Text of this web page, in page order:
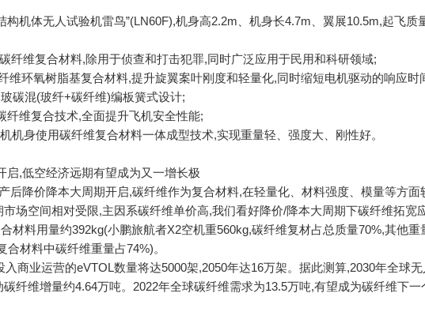
机体无人试验机雷鸟”(LN60F),机身高2.2m、机身长4.7m、翼展10.5m,起飞质
纤维复合材料,除用于侦查和打击犯罪,同时广泛应用于民用和科研领域;
维环氧树脂基复合材料,提升旋翼案叶刚度和轻量化,同时缩短电机驱动的响应时
碳混(玻纤+碳纤维)编板簧式设计;
纤维复合技术,全面提升飞机安全性能;
机身使用碳纤维复合材料一体成型技术,实现重量轻、强度大、刚性好。
启,低空经济远期有望成为又一增长极
后降价降本大周期开启,碳纤维作为复合材料,在轻量化、材料强度、模量等方面
场空间相对受限,主因系碳纤维单价高,我们看好降价/降本大周期下碳纤维拓宽
材料用量约392kg(小鹏旅航者X2空机重560kg,碳纤维复材占总质量70%,其他重
材料中碳纤维重量占74%)。
商业运营的eVTOL数量将达5000架,2050年达16万架。据此测算,2030年全球
纤维增量约4.64万吨。2022年全球碳纤维需求为13.5万吨,有望成为碳纤维下一